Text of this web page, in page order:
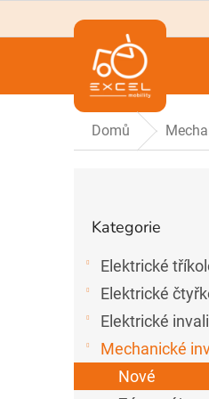
Domů
n
kategorie
Kategorie
Elektrické
Elektrické
Elektrické
Mechanické
Nové